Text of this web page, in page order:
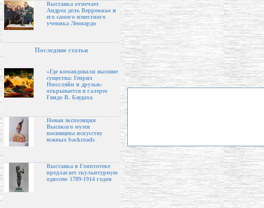
Выставка отмечает
Андреа дель Верроккьо и
его самого известного
ученика Леонардо
Последние статьи
«Где командовали высшие
существа: Генрих
Нюссляйн и друзья»
открывается в галерее
Гвидо В. Баудаха
Новая экспозиция
Высокого музея
посвящена искусству
южных backroads
Выставка в Глиптотеке
предлагает скульптурную
одиссею 1789-1914 годов